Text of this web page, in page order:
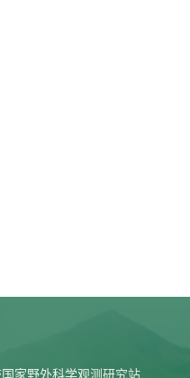
家野外科学观测研究站